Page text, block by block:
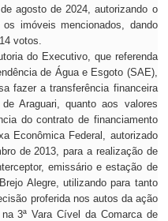
agosto de 2024, autorizando o
imóveis mencionados, dando
votos.
do Executivo, que referenda
de Água e Esgoto (SAE),
fazer a transferência financeira
Araguari, quanto aos valores
do contrato de financiamento
Econômica Federal, autorizado
de 2013, para a realização de
emissário e estação de
Alegre, utilizando para tanto
proferida nos autos da ação
3ª Vara Cível da Comarca de